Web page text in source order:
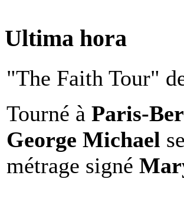
Ultima hora
"The Faith Tour"
Tourné à Paris-
George Michael
métrage signé